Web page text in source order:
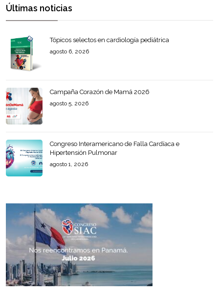
Últimas noticias
Tópicos selectos en cardiología pediátrica
agosto 6, 2026
Campaña Corazón de Mamá 2026
agosto 5, 2026
Congreso Interamericano de Falla Cardíaca e
Hipertensión Pulmonar
agosto 1, 2026